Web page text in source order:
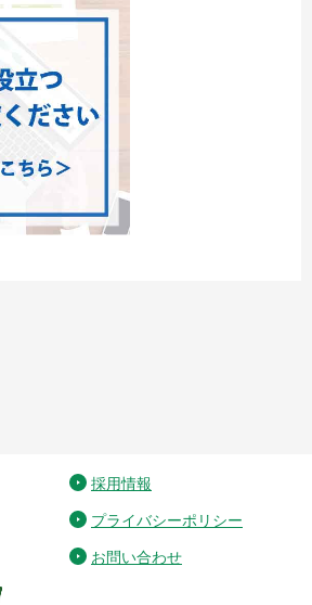
採用情報
プライバシーポリシー
お問い合わせ